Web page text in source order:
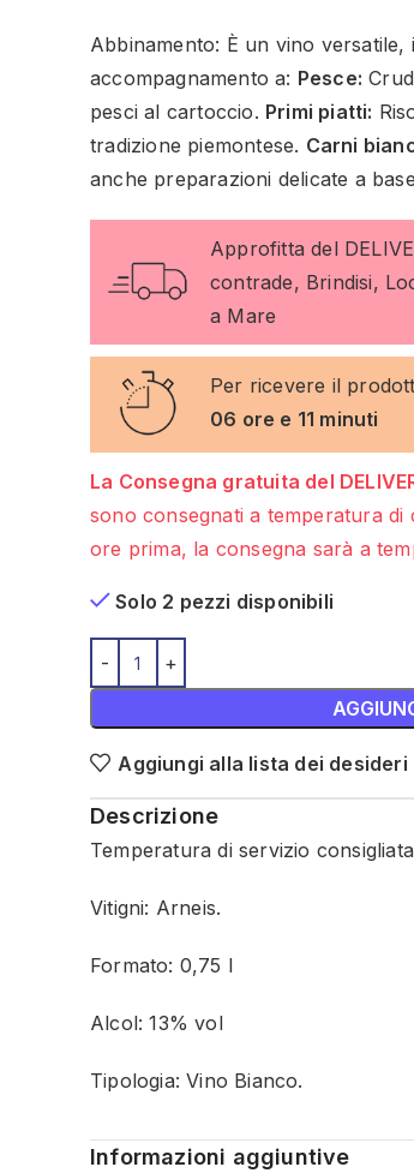
Abbinamento: È un vino
accompagnamento a: Pesce:
pesci al cartoccio. Primi piatti:
tradizione piemontese. Carni
anche preparazioni delicate a
Approfitta del
contrade, Brindisi,
a Mare
Per ricevere il
06 ore e 11 minuti
La Consegna gratuita del
sono consegnati a temperatura
ore prima, la consegna sarà a
Solo 2 pezzi disponibili
Aggiungi alla lista dei desideri
Descrizione
Temperatura di servizio
Vitigni: Arneis.
Formato: 0,75 l
Alcol: 13% vol
Tipologia: Vino Bianco.
Informazioni aggiuntive